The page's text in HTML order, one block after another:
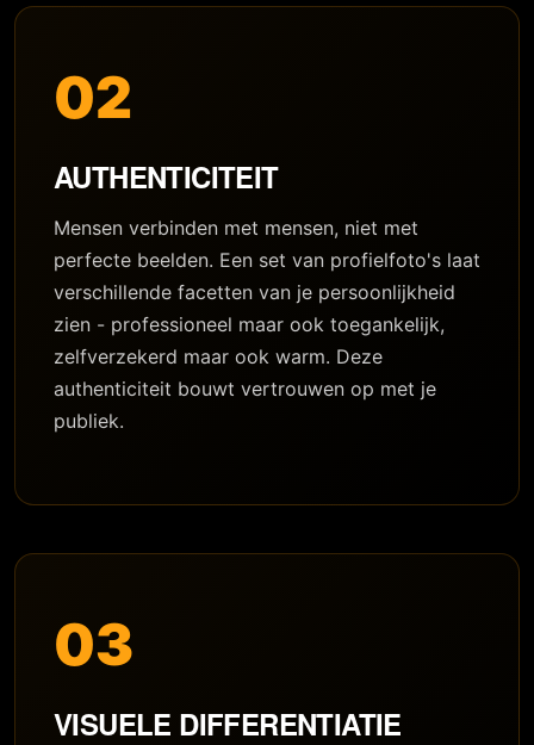
02
AUTHENTICITEIT
Mensen verbinden met mensen, niet met
perfecte beelden. Een set van profielfoto's laat
verschillende facetten van je persoonlijkheid
zien - professioneel maar ook toegankelijk,
zelfverzekerd maar ook warm. Deze
authenticiteit bouwt vertrouwen op met je
publiek.
03
VISUELE DIFFERENTIATIE